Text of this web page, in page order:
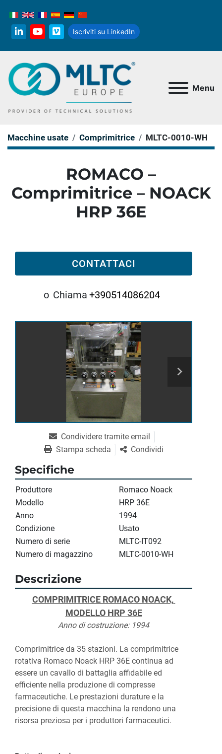
linkedinyoutube
vimeo
Iscriviti su LinkedIn
Menu
Macchine usate Comprimitrice MLTC-0010-WH
ROMACO –
Comprimitrice – NOACK
HRP 36E
CONTATTACI
o Chiama +390514086204
Condividere tramite email
Stampa scheda
Condividi
Specifiche
Produttore
Romaco Noack
Modello
HRP 36E
Anno
1994
Condizione
Usato
Numero di serie
MLTC-IT092
Numero di magazzino
MLTC-0010-WH
Descrizione
COMPRIMITRICE ROMACO NOACK,
MODELLO HRP 36E
Anno di costruzione: 1994
Comprimitrice da 35 stazioni. La comprimitrice
rotativa Romaco Noack HRP 36E continua ad
essere un cavallo di battaglia affidabile ed
efficiente nella produzione di compresse
farmaceutiche. Le prestazioni durature e la
precisione di questa macchina la rendono una
risorsa preziosa per i produttori farmaceutici.